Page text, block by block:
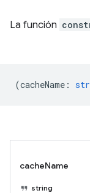
La función
(cacheName :
cacheName
string